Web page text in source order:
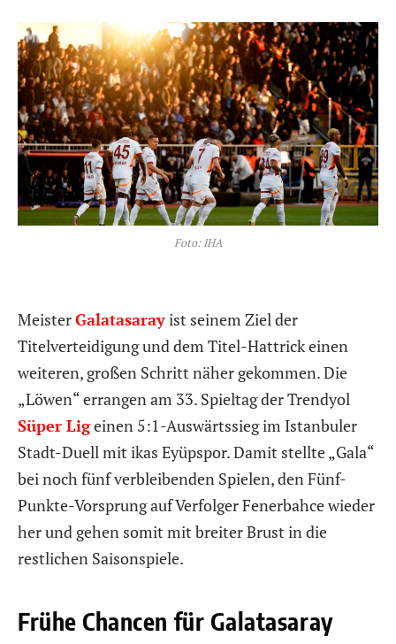
Foto: IHA
MeisterGalatasarayist seinem Ziel der
Titelverteidigung und dem Titel-Hattrick einen
weiteren, großen Schritt näher gekommen. Die
„Löwen“ errangen am 33. Spieltag der Trendyol
Süper Ligeinen 5:1-Auswärtssieg im Istanbuler
Stadt-Duell mit ikas Eyüpspor. Damit stellte „Gala“
bei noch fünf verbleibenden Spielen, den Fünf-
Punkte-Vorsprung auf Verfolger Fenerbahce wieder
her und gehen somit mit breiter Brust in die
restlichen Saisonspiele.
Frühe Chancen für Galatasaray